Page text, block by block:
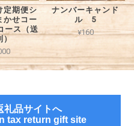
定期便シ
かせコー
ース（送
）
ナンバーキャンド
ル 5
¥160
礼品サイトへ
tax return gift site